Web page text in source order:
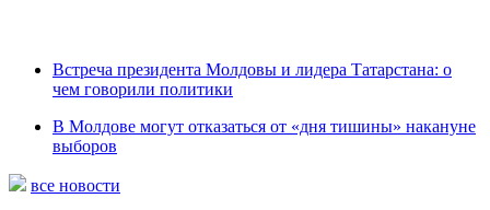
Встреча президента Молдовы и лидера Татарстана: о
чем говорили политики
В Молдове могут отказаться от «дня тишины» накануне
выборов
все новости